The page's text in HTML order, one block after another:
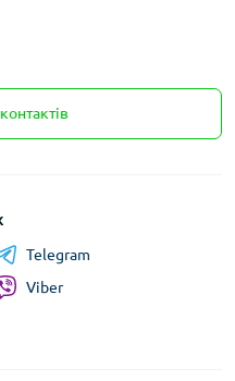
Telegram
Viber